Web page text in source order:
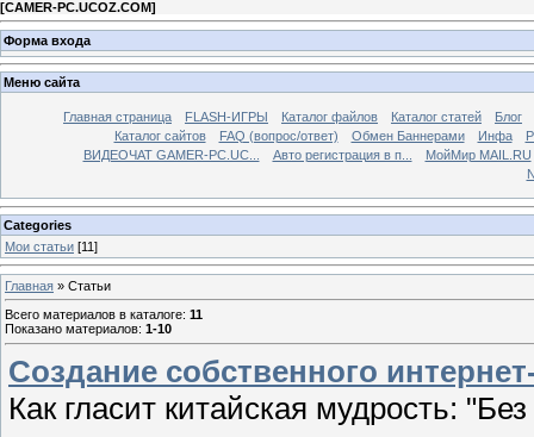
[CAMER-PC.UCOZ.COM]
Форма входа
Меню сайта
Главная страница FLASH-ИГРЫ Каталог файлов Каталог статей
Блог
Каталог сайтов
FAQ (вопрос/ответ) Обмен Баннерами Инфа
ВИДЕОЧАТ GAMER-PC.UC...
Aвто регистрация в п...
МойМир MAIL.RU
Categories
Мои статьи [11]
Главная » Статьи
Всего материалов в каталоге: 11
Показано материалов: 1-10
Создание собственного
Как гласит китайская мудрость: